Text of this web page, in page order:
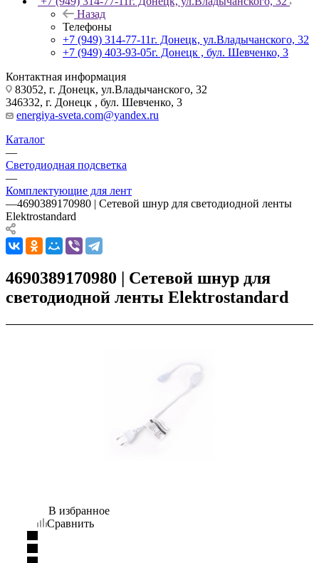
Назад
Телефоны
+7 (949) 314-77-11г. Донецк, ул.Владычанского, 32
+7 (949) 403-93-05г. Донецк , бул. Шевченко, 3
Контактная информация
83052, г. Донецк, ул.Владычанского, 32
346332, г. Донецк , бул. Шевченко, 3
energiya-sveta.com@yandex.ru
Каталог
—
Светодиодная подсветка
—
Комплектующие для лент
—4690389170980 | Сетевой шнур для светодиодной ленты
Elektrostandard
4690389170980 | Сетевой шнур для
светодиодной ленты Elektrostandard
В избранное
Сравнить